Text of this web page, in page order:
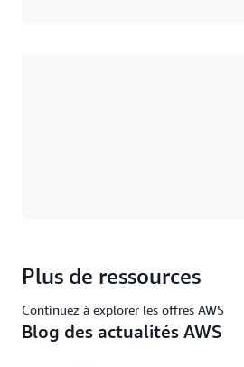
Plus de ressources
Continuez à explorer les offres AWS
Blog des actualités AWS